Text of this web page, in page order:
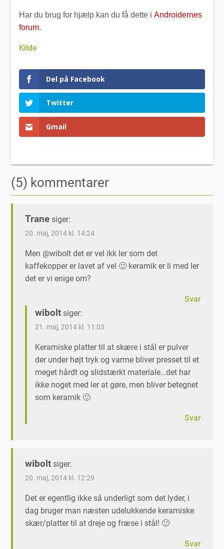
Har du brug for hjælp kan du få dette iAndroidernes
forum.
Kilde
Del på Facebook
Twitter
Gmail
(5) kommentarer
Trane siger:
20. maj, 2014 kl. 14:24
Men @wibolt det er vel ikk ler som det
kaffekopper er lavet af vel 🙂 keramik er li med ler
det er vi enige om?
Svar
wibolt siger:
21. maj, 2014 kl. 11:03
Keramiske platter til at skære i stål er pulver
der under højt tryk og varme bliver presset til et
meget hårdt og slidstærkt materiale…det har
ikke noget med ler at gøre, men bliver betegnet
som keramik 🙂
Svar
wibolt siger:
20. maj, 2014 kl. 12:29
Det er egentlig ikke så underligt som det lyder, i
dag bruger man næsten udelukkende keramiske
skær/platter til at dreje og fræse i stål! 🙂
Svar